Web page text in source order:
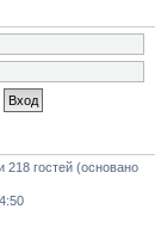
218 гостей (основано